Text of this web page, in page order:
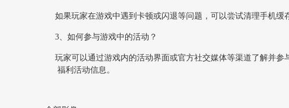
如果玩家在游戏中遇到卡顿或闪退等问题，可以尝试清理手机
3、如何参与游戏中的活动？
玩家可以通过游戏内的活动界面或官方社交媒体等渠道了解并
福利活动信息。